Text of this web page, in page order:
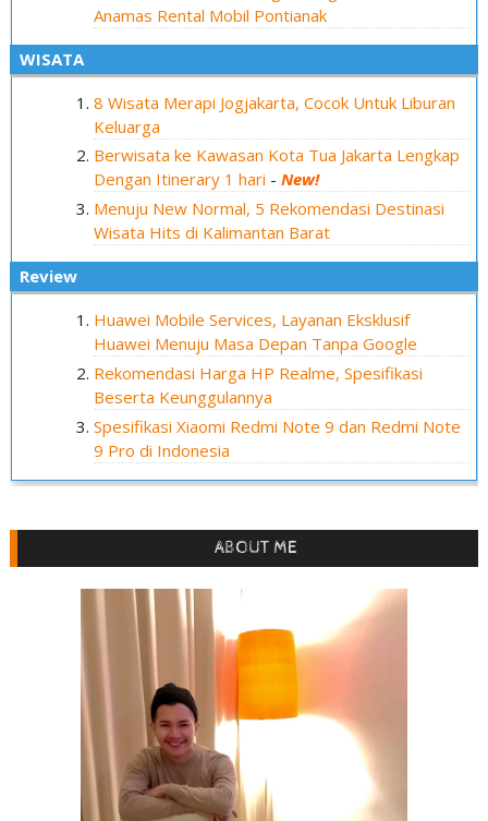
Anamas Rental Mobil Pontianak
WISATA
8 Wisata Merapi Jogjakarta, Cocok Untuk Liburan
Keluarga
Berwisata ke Kawasan Kota Tua Jakarta Lengkap
Dengan Itinerary 1 hari -New!
Menuju New Normal, 5 Rekomendasi Destinasi
Wisata Hits di Kalimantan Barat
review
Huawei Mobile Services, Layanan Eksklusif
Huawei Menuju Masa Depan Tanpa Google
Rekomendasi Harga HP Realme, Spesifikasi
Beserta Keunggulannya
Spesifikasi Xiaomi Redmi Note 9 dan Redmi Note
9 Pro di Indonesia
ABOUT ME